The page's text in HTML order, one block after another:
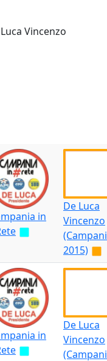
Vincenzo
in
De Luca
Vincenzo
2015)
in
De Luca
Vincenzo